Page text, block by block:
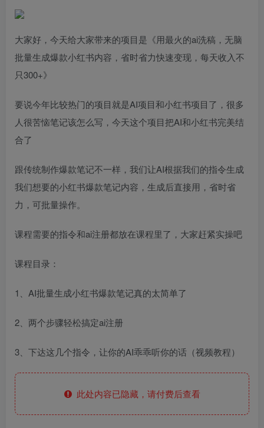
大家好，今天给大家带来的项目是《用最火的ai洗稿，无脑
批量生成爆款小红书内容，省时省力快速变现，每天收入不
只300+》
要说今年比较热门的项目就是AI项目和小红书项目了，很多
人很苦恼笔记该怎么写，今天这个项目把AI和小红书完美结
合了
跟传统制作爆款笔记不一样，我们让AI根据我们的指令生成
我们想要的小红书爆款笔记内容，生成后直接用，省时省
力，可批量操作。
课程需要的指令和ai注册都放在课程里了，大家赶紧实操吧
课程目录：
1、AI批量生成小红书爆款笔记真的太简单了
2、两个步骤轻松搞定ai注册
3、下达这几个指令，让你的AI乖乖听你的话（视频教程）
此处内容已隐藏，请付费后查看